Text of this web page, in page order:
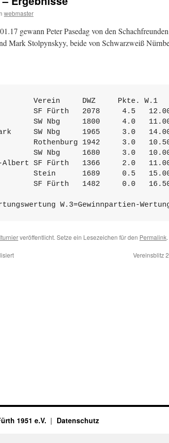
webmaster
gewann Peter Pasedag von den
Mark Stolpynskyy, beide von Schwarzweiß
Verein     DWZ     Pkte. W.1
SF Fürth   2078     4.5
SW Nbg     1800     4.0   11.00
SW Nbg     1965     3.0
Rothenburg 1942     3.0   10.50
SW Nbg     1680     3.0   10.00
SF Fürth   1366     2.0
Stein      1689     0.5   15.00
SF Fürth   1482     0.0
veröffentlicht. Setze ein Lesezeichen für den Permalink.
Vereinsblitz
1951 e.V. Datenschutz